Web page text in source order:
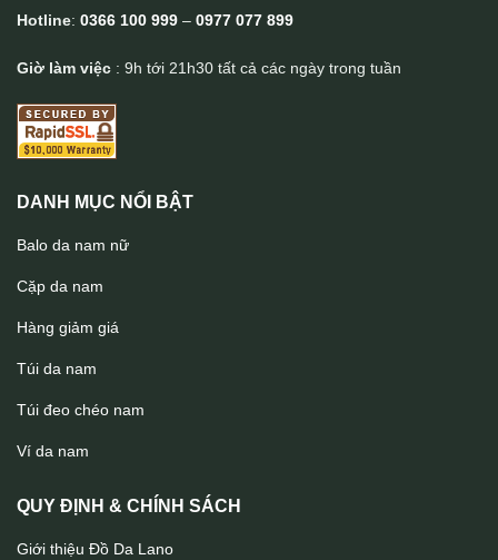
Túi bao tử da bò cao cấp đeo bụng đeo chéo TDB015
Hotline: 0366 100 999 – 0977 077 899
Giờ làm việc : 9h tới 21h30 tất cả các ngày trong tuần
DANH MỤC NỔI BẬT
Balo da nam nữ
Cặp da nam
Hàng giảm giá
Túi da nam
Túi đeo chéo nam
Ví da nam
QUY ĐỊNH & CHÍNH SÁCH
Giới thiệu Đồ Da Lano